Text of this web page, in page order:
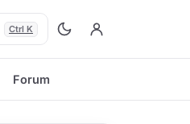
Ctrl K
Forum